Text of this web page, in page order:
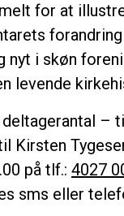
for at
nyt i skøn
levende
–
Kirsten
på tlf.: 4027
sms eller